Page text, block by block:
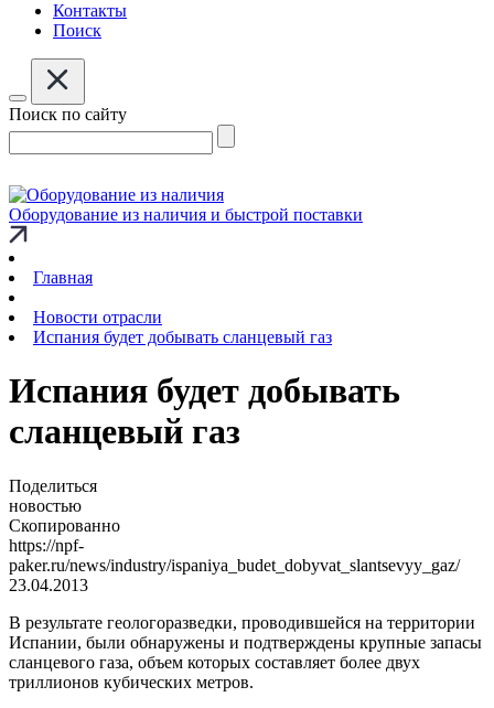
Контакты
Поиск
Поиск по сайту
Оборудование из наличия и быстрой поставки
Главная
Новости отрасли
Испания будет добывать сланцевый газ
Испания будет добывать
сланцевый газ
Поделиться
новостью
Скопированно
https://npf-
paker.ru/news/industry/ispaniya_budet_dobyvat_slantsevyy_gaz/
23.04.2013
В результате геологоразведки, проводившейся на территории
Испании, были обнаружены и подтверждены крупные запасы
сланцевого газа, объем которых составляет более двух
триллионов кубических метров.